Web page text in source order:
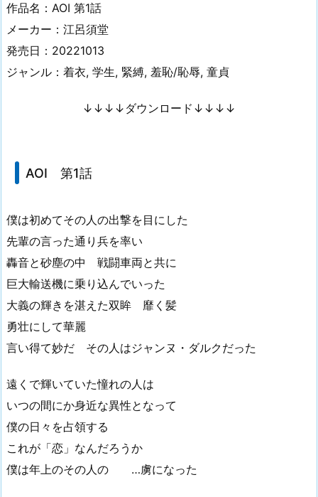
作品名：AOI 第1話
メーカー：江呂須堂
発売日：20221013
ジャンル：着衣, 学生, 緊縛, 羞恥/恥辱, 童貞
↓↓↓↓ダウンロード↓↓↓↓
AOI 第1話
僕は初めてその人の出撃を目にした
先輩の言った通り兵を率い
轟音と砂塵の中 戦闘車両と共に
巨大輸送機に乗り込んでいった
大義の輝きを湛えた双眸 靡く髪
勇壮にして華麗
言い得て妙だ その人はジャンヌ・ダルクだった
遠くで輝いていた憧れの人は
いつの間にか身近な異性となって
僕の日々を占領する
これが「恋」なんだろうか
僕は年上のその人の …虜になった